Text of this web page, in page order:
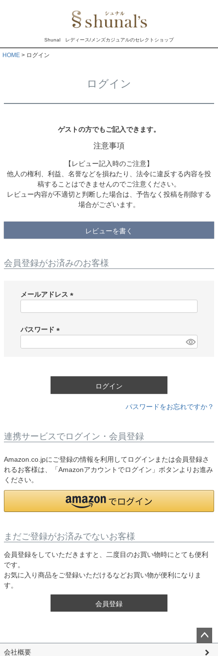
Shunal レディース/メンズカジュアルのセレクトショップ
HOME ログイン
ログイン
ゲストの方でもご記入できます。
注意事項
【レビュー記入時のご注意】
他人の権利、利益、名誉などを損ねたり、法令に違反する内容を投
稿することはできませんのでご注意ください。
レビュー内容が不適切と判断した場合は、予告なく投稿を削除する
場合がございます。
レビューを書く
会員登録がお済みのお客様
メールアドレス
)
パスワード
ログイン
パスワードをお忘れですか？
連携サービスでログイン・会員登録
Amazon.co.jpにご登録の情報を利用してログインまたは会員登録さ
れるお客様は、「Amazonアカウントでログイン」ボタンよりお進み
ください。
まだご登録がお済みでないお客様
会員登録をしていただきますと、二度目のお買い物時にとても便利
です。
お気に入り商品をご登録いただけるなどお買い物が便利になりま
す。
会員登録
ペー
会社概要